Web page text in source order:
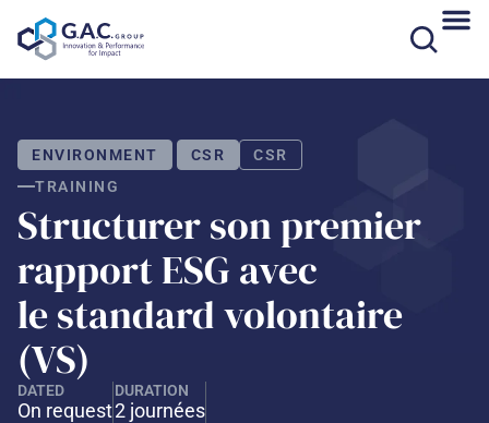
ENVIRONMENT CSR
CSR
TRAINING
Structurer son premier
rapport ESG avec
le standard volontaire
(VS)
DATED
On request
DURATION
2 journées